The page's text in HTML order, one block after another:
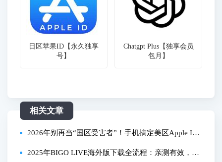
日区苹果ID【永久独享
号】
Chatgpt Plus【独享会员
包月】
相关文章
2026年别再当“国区受害者”！手机搞定美区Apple I
D，从注册到畅玩App一篇通！
2025年BIGO LIVE海外版下载全流程：亲测有效，安